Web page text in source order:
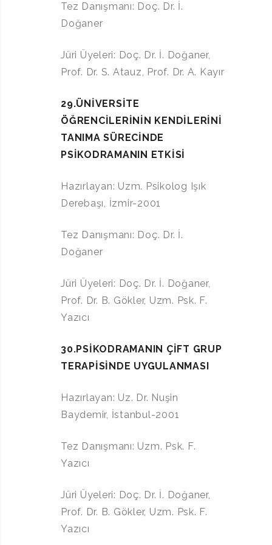
Tez Danışmanı: Doç. Dr. İ.
Doğaner
Jüri Üyeleri: Doç. Dr. İ. Doğaner,
Prof. Dr. S. Atauz, Prof. Dr. A. Kayır
29.ÜNİVERSİTE
ÖĞRENCİLERİNİN KENDİLERİNİ
TANIMASÜRECİNDE
PSİKODRAMANIN ETKİSİ
Hazırlayan: Uzm. Psikolog Işık
Derebaşı, İzmir-2001
Tez Danışmanı: Doç. Dr. İ.
Doğaner
Jüri Üyeleri: Doç. Dr. İ. Doğaner,
Prof. Dr. B. Gökler, Uzm. Psk. F.
Yazıcı
30.PSİKODRAMANIN ÇİFT GRUP
TERAPİSİNDE UYGULANMASI
Hazırlayan: Uz. Dr. Nuşin
Baydemir, İstanbul-2001
Tez Danışmanı: Uzm. Psk. F.
Yazıcı
Jüri Üyeleri: Doç. Dr. İ. Doğaner,
Prof. Dr. B. Gökler, Uzm. Psk. F.
Yazıcı